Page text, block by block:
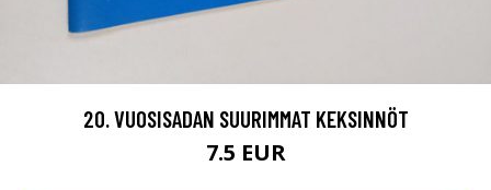
20. VUOSISADAN SUURIMMAT KEKSINNÖT
7.5 EUR